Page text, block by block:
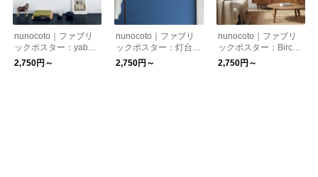
nunocoto｜ファブリ
ックポスター：yabai
（井上陽子）
2,750円～
nunocoto｜ファブリ
ックポスター：灯台
（カシワイ）
2,750円～
nunocoto｜ファブリ
ックポスター：Birch
Silence（ムラタトモ
コ）
2,750円～